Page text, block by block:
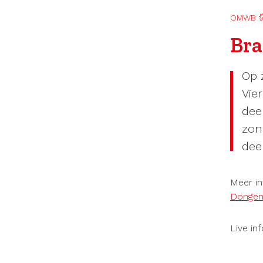
OMWB
Op
Meer
Dongen
Live